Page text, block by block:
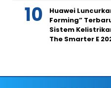
Huawei
Forming”
Sistem
The Smarter E